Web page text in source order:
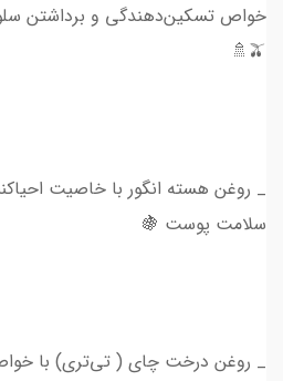
خواص تسکین‌دهندگی و برداشتن
🫒🚿
_ روغن هسته انگور با خاصیت
سلامت پوست 🍇
_ روغن درخت چای ( تی‌تری) با